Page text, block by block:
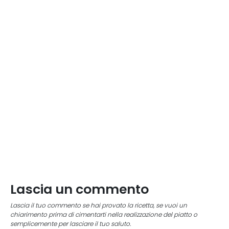
Lascia un commento
Lascia il tuo commento se hai provato la ricetta, se vuoi un
chiarimento prima di cimentarti nella realizzazione del piatto o
semplicemente per lasciare il tuo saluto.